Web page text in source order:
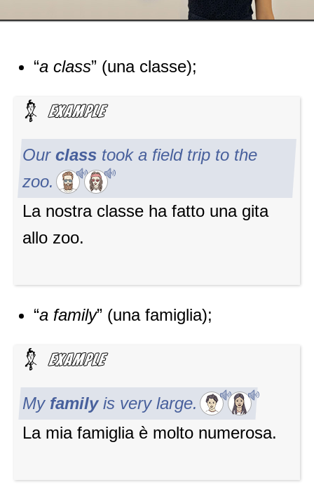
“a class” (una classe);
Our class took a field trip to the
zoo.
La nostra classe ha fatto una gita
allo zoo.
“a family” (una famiglia);
My familyis very large.
La mia famiglia è molto numerosa.